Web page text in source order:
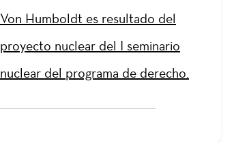
Von Humboldt es resultado del
proyecto nuclear del I seminario
nuclear del programa de derecho.